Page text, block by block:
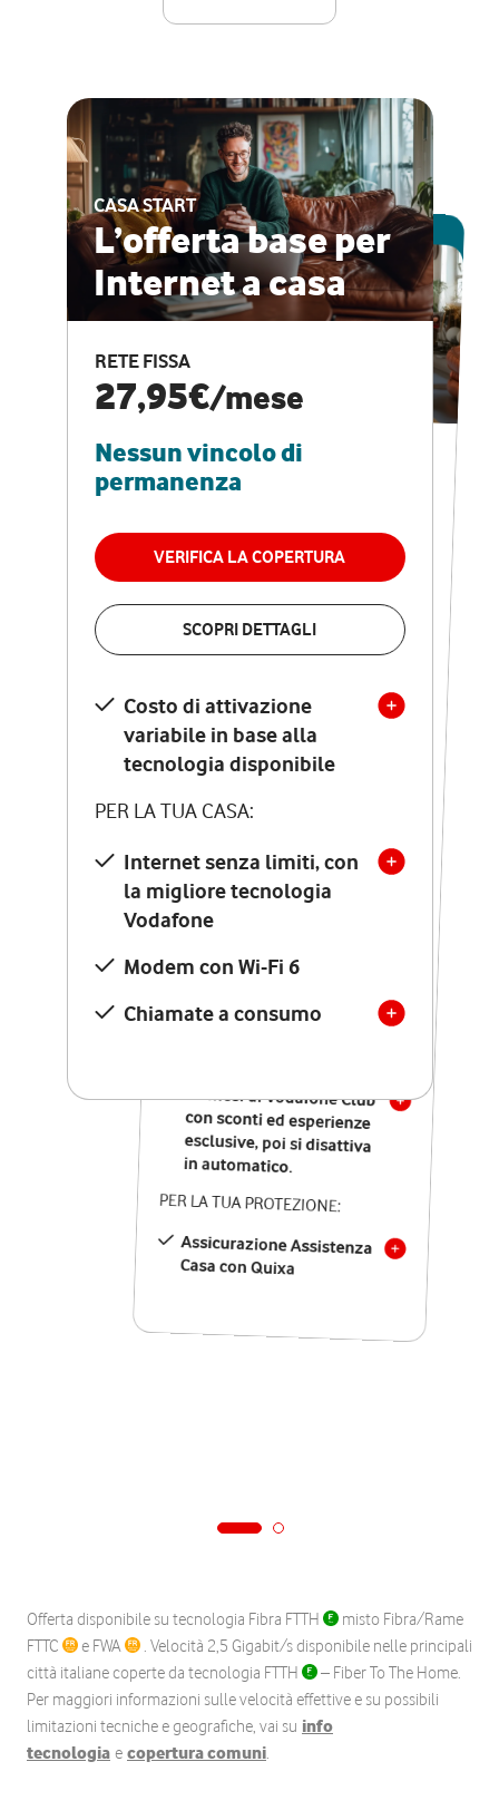
CASA START
L’offerta base per
Internet a casa
RETE FISSA
27,95€/mese
Nessun vincolo di
permanenza
VERIFICA LA COPERTURA
SCOPRI DETTAGLI
Costo di attivazione
variabile in base alla
tecnologia disponibile
PER LA TUA CASA:
Internet senza limiti, con
la migliore tecnologia
Vodafone
Modem con Wi-Fi 6
Chiamate a consumo
ESCLUSIVA ONLINE
CASA PRO
Internet veloce e
vantaggi speciali
RETE FISSA + VODAFONE CLUB
29,95€
permanenza
VERIFICA LA COPERTURA
Costo di attivazione
variabile in base alla
tecnologia disponibile
PER LA TUA CASA:
Internet senza limiti, con
la migliore tecnologia
Vodafone
Modem Seven con Wi-Fi 7
Chiamate illimitate verso
numeri fissi e mobili
nazionali
12 mesi di Vodafone Club
con sconti ed esperienze
esclusive, poi si disattiva
in automatico.
PER LA TUA PROTEZIONE:
Assicurazione Assistenza
Casa con Quixa
Offerta disponibile su tecnologia Fibra FTTH
misto Fibra/Rame
FTTC
e FWA
. Velocità 2,5 Gigabit/s disponibile nelle principali
città italiane coperte da tecnologia FTTH
– Fiber To The Home.
Per maggiori informazioni sulle velocità effettive e su possibili
limitazioni tecniche e geografiche, vai su info
tecnologia e copertura comuni.